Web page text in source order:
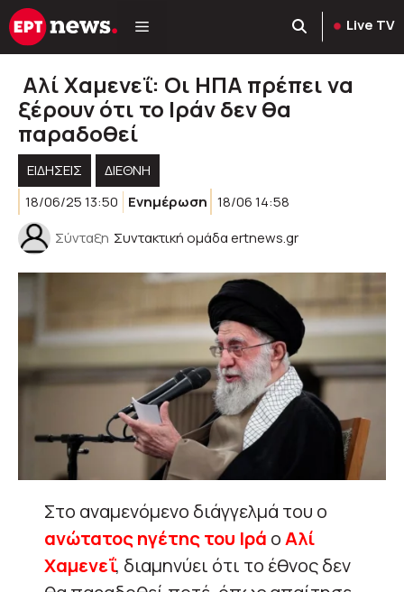
Μετάβαση
σε
Live TV
Αλί Χαμενεΐ: Οι ΗΠΑ πρέπει να
ξέρουν ότι το Ιράν δεν θα
παραδοθεί
ΕΙΔΗΣΕΙΣ
ΔΙΕΘΝΗ
18/06/25 13:50
Ενημέρωση 18/06 14:58
Σύνταξη Συντακτική ομάδα ertnews.gr
Στο αναμενόμενο διάγγελμά του ο
ανώτατος ηγέτης του Ιρά οΑλί
Χαμενεΐ, διαμηνύει ότι το έθνος δεν